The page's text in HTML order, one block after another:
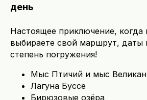
день
Настоящее приключение, когда
выбираете свой маршрут, даты
степень погружения!
Мыс Птичий и мыс Великан
Лагуна Буссе
Бирюзовые озёра